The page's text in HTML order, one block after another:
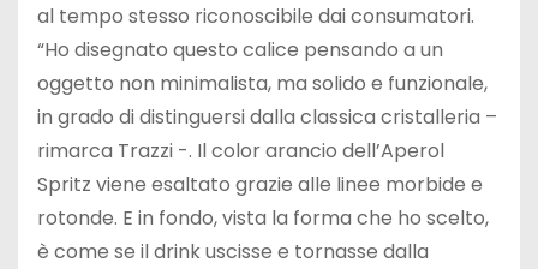
al tempo stesso riconoscibile dai consumatori.
“Ho disegnato questo calice pensando a un
oggetto non minimalista, ma solido e funzionale,
in grado di distinguersi dalla classica cristalleria –
rimarca Trazzi -. Il color arancio dell’Aperol
Spritz viene esaltato grazie alle linee morbide e
rotonde. E in fondo, vista la forma che ho scelto,
è come se il drink uscisse e tornasse dalla